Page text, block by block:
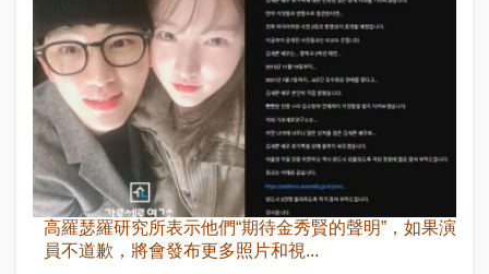
高羅瑟羅研究所表示他們“期待金秀賢的聲明”，如果演
員不道歉，將會發布更多照片和視...